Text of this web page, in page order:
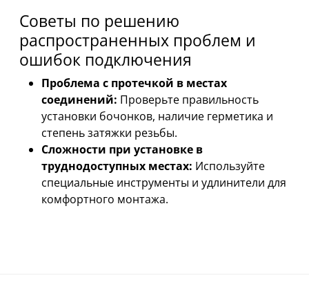
Советы по решению
распространенных проблем и
ошибок подключения
Проблема с протечкой в местах
соединений: Проверьте правильность
установки бочонков, наличие герметика и
степень затяжки резьбы.
Сложности при установке в
труднодоступных местах: Используйте
специальные инструменты и удлинители для
комфортного монтажа.